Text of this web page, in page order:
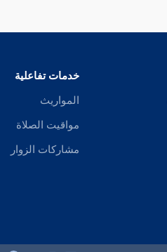
خدمات تفاعلية
المواريث
مواقيت الصلاة
مشاركات الزوار